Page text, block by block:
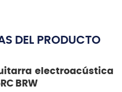
DEL PRODUCTO
electroacústica
BRW